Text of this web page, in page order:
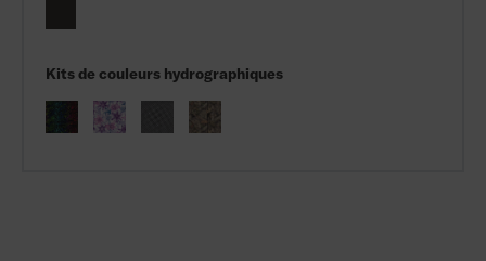
Kits de couleurs hydrographiques